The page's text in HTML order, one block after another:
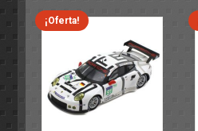
82,40€.59,95€.
¡Oferta!